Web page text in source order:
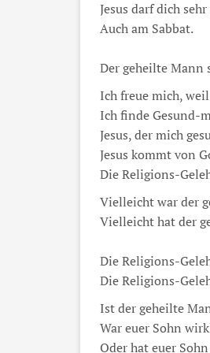
Jesus darf dich
Auch am Sabbat.
Der geheilte Mann
Ich freue mich,
Ich finde Gesund-
Jesus, der mich
Jesus kommt von
Die Religions-
Vielleicht war der
Vielleicht hat der
Die Religions-
Die Religions-
Ist der geheilte
War euer Sohn
Oder hat euer